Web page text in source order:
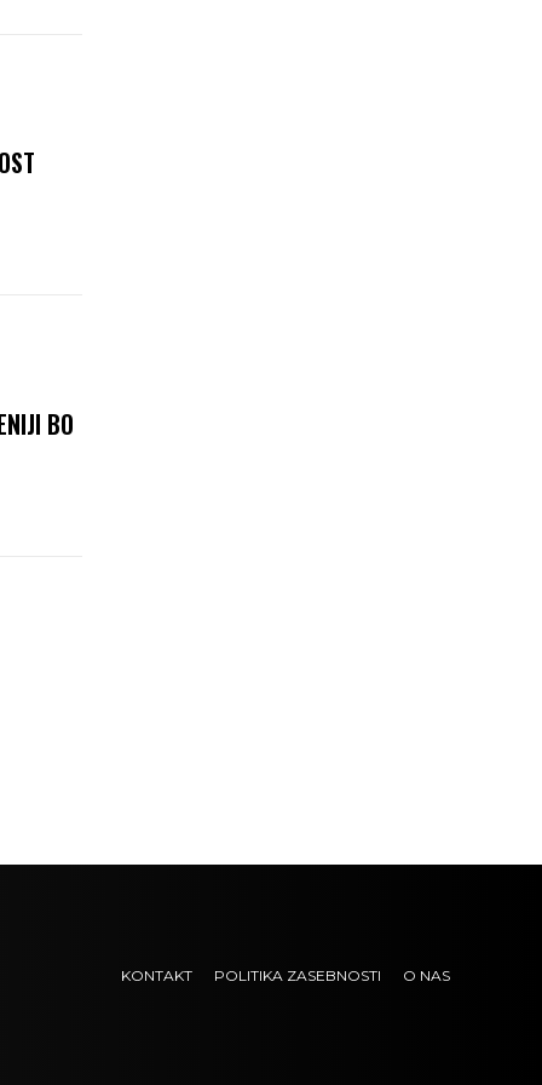
BO
KONTAKT POLITIKA ZASEBNOSTI O NAS